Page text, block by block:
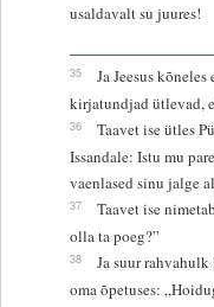
usaldavalt su juures!
35
Ja Jeesus
kirjatundjad ütlevad,
36
Taavet ise ütles
Issandale: Istu mu
vaenlased sinu jalge
37
Taavet ise
olla ta poeg?”
38
Ja suur rahvahulk
oma õpetuses: